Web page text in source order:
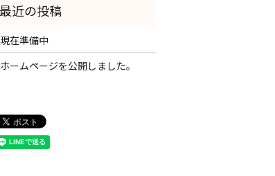
現在準備中
ホームページを公開しました。